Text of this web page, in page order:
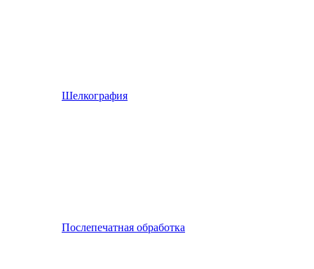
Шелкография
Послепечатная обработка